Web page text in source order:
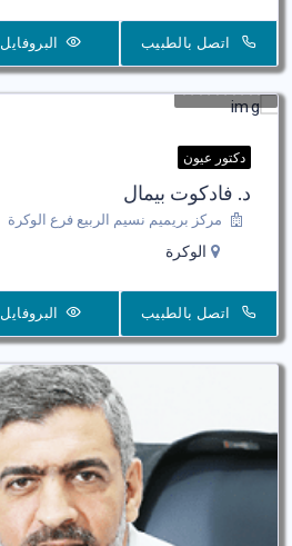
اتصل بالطبيب البروفايل
دكتور عيون
د. فادكوت بيمال
مركز بريميم نسيم الربيع فرع الوكرة
الوكرة
اتصل بالطبيب البروفايل